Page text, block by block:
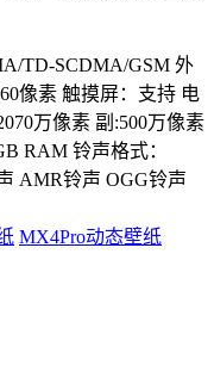
TD-SCDMA/GSM 外
像素 触摸屏：支持 电
万像素 副:500万像素
RAM 铃声格式：
AMR铃声 OGG铃声
MX4Pro动态壁纸